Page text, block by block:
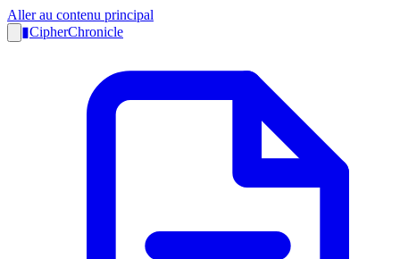
Aller au contenu principal
▮CipherChronicle